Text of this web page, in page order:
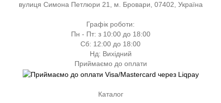
вулиця Симона Петлюри 21, м. Бровари, 07402, Україна
Графік роботи:
Пн - Пт: з 10:00 до 18:00
Сб: 12:00 до 18:00
Нд: Вихідний
Приймаємо до оплати
Каталог